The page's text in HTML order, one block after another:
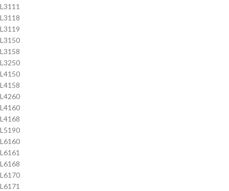
L3111
L3118
L3119
L3150
L3158
L3250
L4150
L4158
L4260
L4160
L4168
L5190
L6160
L6161
L6168
L6170
L6171